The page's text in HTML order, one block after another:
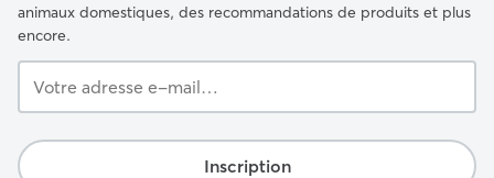
animaux domestiques, des recommandations de produits et plus
encore.
adresse
mail…
Inscription